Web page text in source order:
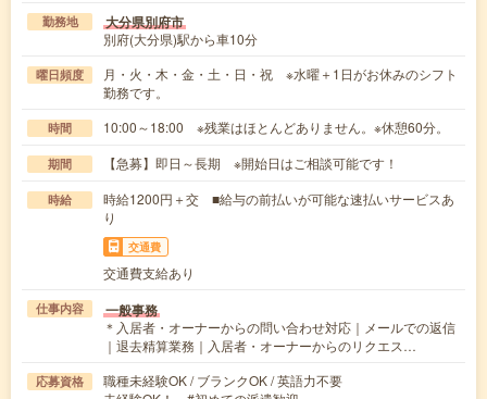
勤務地 大分県別府市
別府(大分県)駅から車10分
曜日頻度
月・火・木・金・土・日・祝 ※水曜＋1日がお休みのシフト
勤務です。
時間 10:00～18:00 ※残業はほとんどありません。※休憩60分。
期間 【急募】即日～長期 ※開始日はご相談可能です！
時給
時給1200円＋交 ■給与の前払いが可能な速払いサービスあ
り
交通費
交通費支給あり
仕事内容 一般事務
＊入居者・オーナーからの問い合わせ対応｜メールでの返信
｜退去精算業務｜入居者・オーナーからのリクエス…
応募資格
職種未経験OK / ブランクOK / 英語力不要